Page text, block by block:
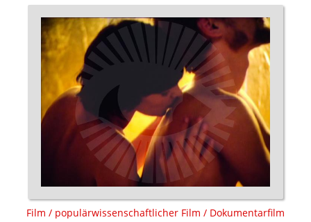
Film / populärwissenschaftlicher Film / Dokumentarfilm